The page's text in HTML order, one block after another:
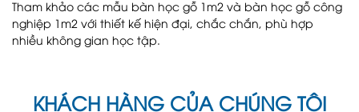
Tham khảo các mẫu bàn học gỗ 1m2 và bàn học gỗ công
nghiệp 1m2 với thiết kế hiện đại, chắc chắn, phù hợp
nhiều không gian học tập.
KHÁCH HÀNG CỦA CHÚNG TÔI